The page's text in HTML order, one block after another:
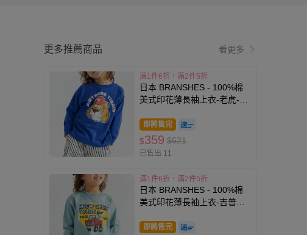
更多推薦商品 看更多
滿1件6折，滿2件5折
日本 BRANSHES - 100%棉
美式印花薄長袖上衣-老虎-寶
即將售完
$359 $621
已售出 11
滿1件6折，滿2件5折
日本 BRANSHES - 100%棉
美式印花薄長袖上衣-吉普車-
即將售完